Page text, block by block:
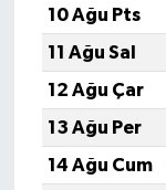
10 Ağu Pts
11 Ağu Sal
12 Ağu Çar
13 Ağu Per
14 Ağu Cum